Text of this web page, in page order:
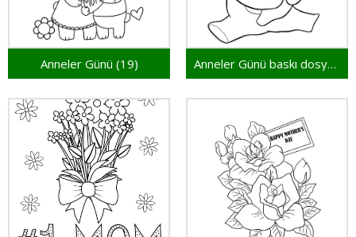
Anneler Günü (19) Anneler Günü baskı dosyası